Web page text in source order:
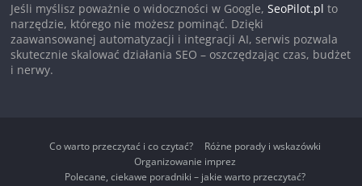
Jeśli myślisz poważnie o widoczności w Google,SeoPilot.pl to
narzędzie, którego nie możesz pominąć. Dzięki
zaawansowanej automatyzacji i integracji AI, serwis pozwala
skutecznie skalować działania SEO – oszczędzając czas, budżet
i nerwy.
Co warto przeczytać i co czytać?
Różne porady i wskazówki
Organizowanie imprez
Polecane, ciekawe poradniki – jakie warto przeczytać?